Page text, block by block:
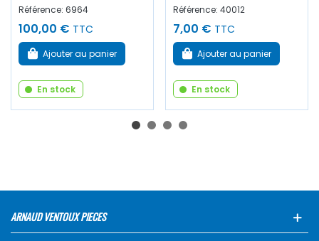
Référence: 6964
100,00 € TTC
Ajouter au panier
En stock
Référence: 40012
7,00 € TTC
Ajouter au panier
En stock
ARNAUD VENTOUX PIECES